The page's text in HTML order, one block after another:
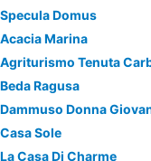
Specula Domus
Acacia Marina
Agriturismo Tenuta
Beda Ragusa
Dammuso Donna
Casa Sole
La Casa Di Charme